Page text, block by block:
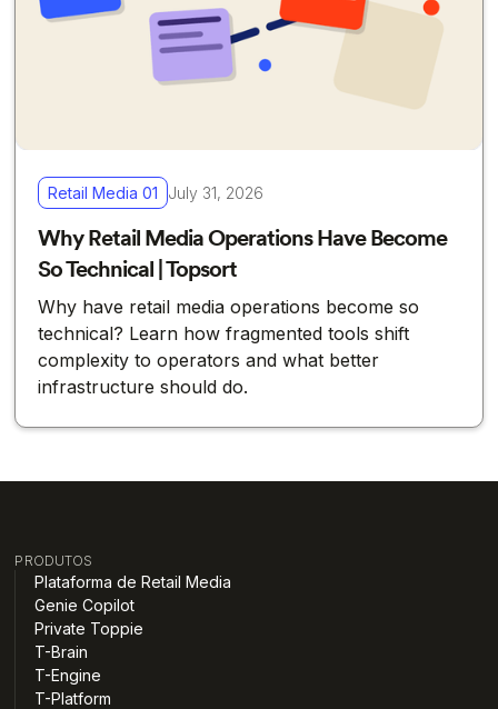
Retail Media 01 July 31, 2026
Why Retail Media Operations Have Become
So Technical | Topsort
Why have retail media operations become so
technical? Learn how fragmented tools shift
complexity to operators and what better
infrastructure should do.
PRODUTOS
Plataforma de Retail Media
Genie Copilot
Private Toppie
T-Brain
T-Engine
T-Platform